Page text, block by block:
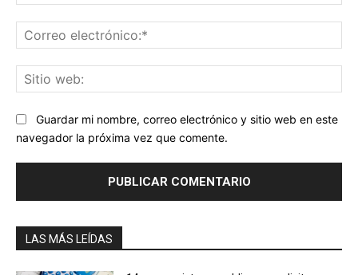
Guardar mi nombre, correo electrónico y sitio web en este
navegador la próxima vez que comente.
LAS MÁS LEÍDAS